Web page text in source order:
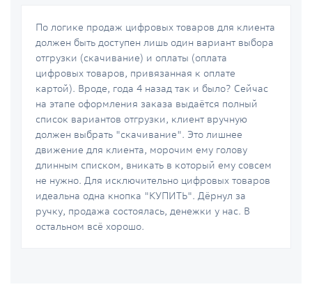
По логике продаж цифровых товаров для клиента
должен быть доступен лишь один вариант выбора
отгрузки (скачивание) и оплаты (оплата
цифровых товаров, привязанная к оплате
картой). Вроде, года 4 назад так и было? Сейчас
на этапе оформления заказа выдаётся полный
список вариантов отгрузки, клиент вручную
должен выбрать "скачивание". Это лишнее
движение для клиента, морочим ему голову
длинным списком, вникать в который ему совсем
не нужно. Для исключительно цифровых товаров
идеальна одна кнопка "КУПИТЬ". Дёрнул за
ручку, продажа состоялась, денежки у нас. В
остальном всё хорошо.